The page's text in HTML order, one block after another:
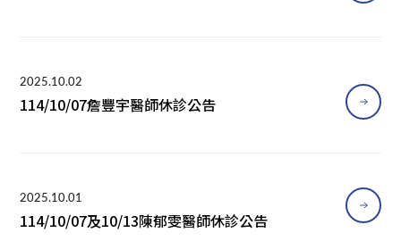
2025.10.02
114/10/07詹豐宇醫師休診公告
2025.10.01
114/10/07及10/13陳郁雯醫師休診公告